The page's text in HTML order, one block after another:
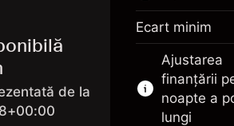
de la
Acest
pentru
out-uri.
Aflați mai
Ecart minim
Ajustarea
finanțării
noapte a
lungi